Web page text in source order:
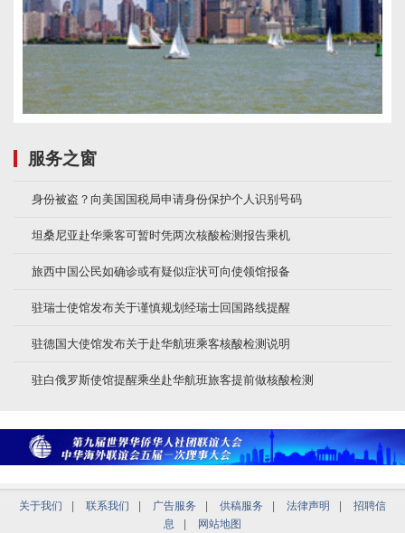
服务之窗
身份被盗？向美国国税局申请身份保护个人识别号码
坦桑尼亚赴华乘客可暂时凭两次核酸检测报告乘机
旅西中国公民如确诊或有疑似症状可向使领馆报备
驻瑞士使馆发布关于谨慎规划经瑞士回国路线提醒
驻德国大使馆发布关于赴华航班乘客核酸检测说明
驻白俄罗斯使馆提醒乘坐赴华航班旅客提前做核酸检测
关于我们 联系我们 广告服务 供稿服务 法律声明
招聘信
息
网站地图